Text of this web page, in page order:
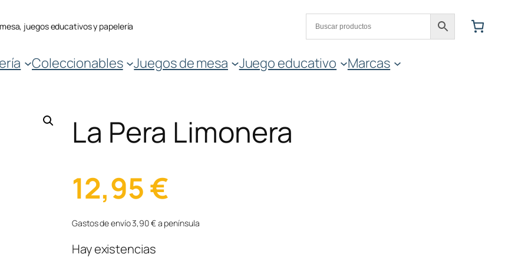
juegos educativos y papelería
Coleccionables Juegos de mesa Juego educativo Marcas
La Pera Limonera
12,95€
Gastos de envío 3,90 € a península
Hay existencias